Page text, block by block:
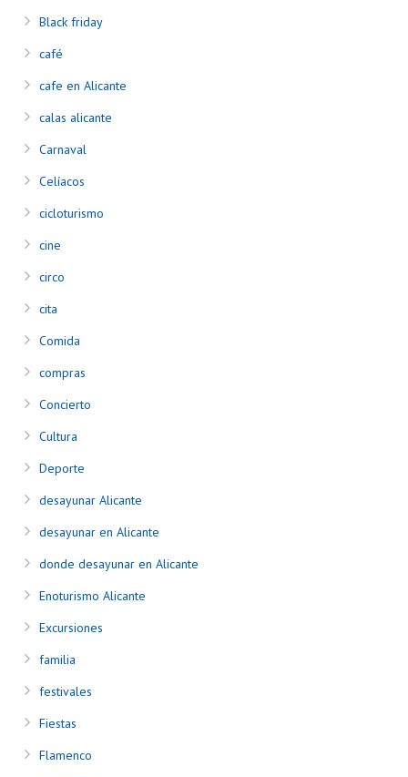
Black friday
café
cafe en Alicante
calas alicante
Carnaval
Celíacos
cicloturismo
cine
circo
cita
Comida
compras
Concierto
Cultura
Deporte
desayunar Alicante
desayunar en Alicante
donde desayunar en Alicante
Enoturismo Alicante
Excursiones
familia
festivales
Fiestas
Flamenco